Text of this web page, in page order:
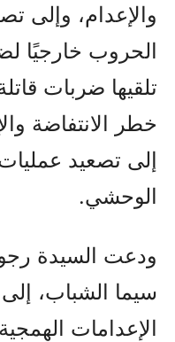
والإعدام، وإلى
الحروب خارجيًا
تلقيها ضربات
خطر الانتفاضة
إلى تصعيد
الوحشي.
ودعت السيدة
سيما الشباب،
الإعدامات